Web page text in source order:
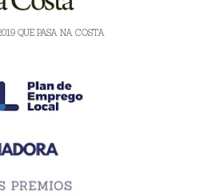
QUE PASA NA COSTA